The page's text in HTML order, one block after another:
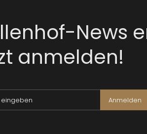
News
anmelden!
eingeben Anmelden